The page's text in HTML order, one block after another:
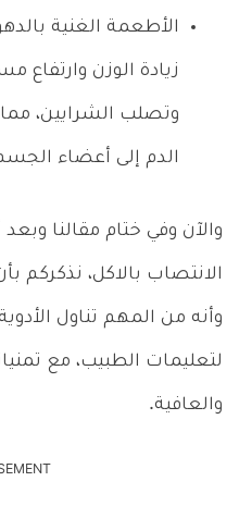
الأطعمة الغنية
زيادة الوزن وارتفاع
وتصلب الشرايين،
الدم إلى أعضاء
والآن وفي ختام مقالنا
الانتصاب بالاكل، نذكركم
وأنه من المهم تناول
لتعليمات الطبيب، مع
والعافية.